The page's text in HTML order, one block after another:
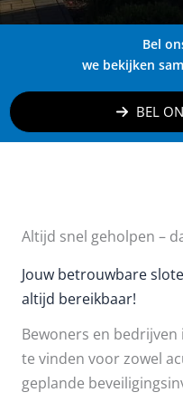
Bel
we bekijken
BEL
Altijd snel geholpen –
Jouw betrouwbare
altijd bereikbaar!
Bewoners en
te vinden voor zowel
geplande